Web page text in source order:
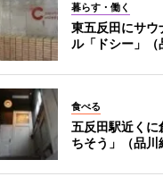
暮らす・働く
東五反田にサウ
ル「ドシー」（
食べる
五反田駅近くに
ちそう」（品川